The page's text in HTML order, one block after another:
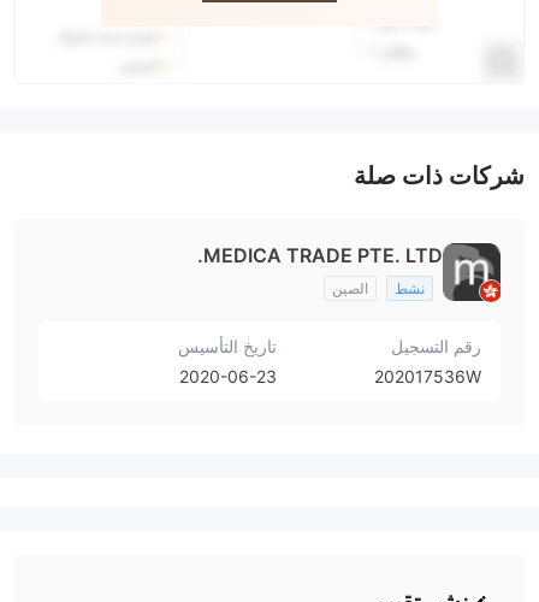
شركات ذات صلة
MEDICA TRADE PTE. LTD.
نشط الصين
رقم التسجيل
202017536W
تاريخ التأسيس
2020-06-23